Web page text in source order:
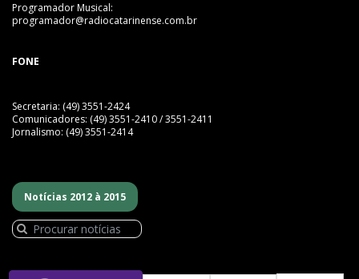
Programador Musical:
programador@radiocatarinense.com.br
FONE
Secretaria: (49) 3551-2424
Comunicadores: (49) 3551-2410 / 3551-2411
Jornalismo: (49) 3551-2414
Notícias 2012 à 2015